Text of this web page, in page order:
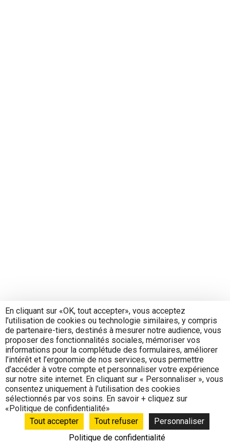
En cliquant sur «OK, tout accepter», vous acceptez
l’utilisation de cookies ou technologie similaires, y compris
de partenaire-tiers, destinés à mesurer notre audience, vous
proposer des fonctionnalités sociales, mémoriser vos
informations pour la complétude des formulaires, améliorer
l’intérêt et l’ergonomie de nos services, vous permettre
d’accéder à votre compte et personnaliser votre expérience
sur notre site internet. En cliquant sur « Personnaliser », vous
consentez uniquement à l’utilisation des cookies
sélectionnés par vos soins. En savoir + cliquez sur
«Politique de confidentialité»
Tout accepter
Tout refuser
Personnaliser
Politique de confidentialité